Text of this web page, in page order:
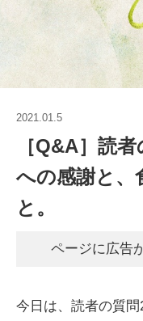
2021.01.5
［Q&A］読
への感謝と、
と。
ページに広告
今日は、読者の質問